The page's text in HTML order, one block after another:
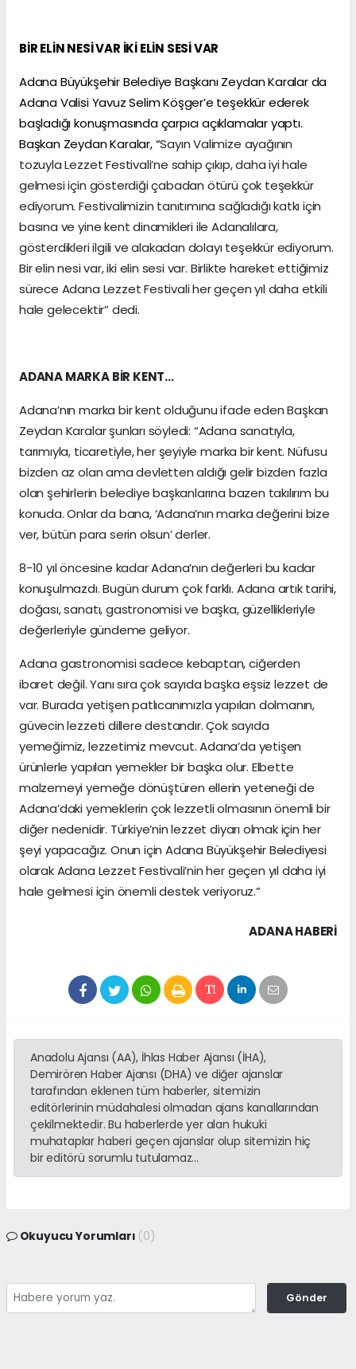
BİR ELİN NESİ VAR İKİ ELİN SESİ VAR
Adana Büyükşehir Belediye Başkanı Zeydan Karalar da
Adana Valisi Yavuz Selim Köşger’e teşekkür ederek
başladığı konuşmasında çarpıcı açıklamalar yaptı.
Başkan Zeydan Karalar, “Sayın Valimize ayağının
tozuyla Lezzet Festivali’ne sahip çıkıp, daha iyi hale
gelmesi için gösterdiği çabadan ötürü çok teşekkür
ediyorum. Festivalimizin tanıtımına sağladığı katkı için
basına ve yine kent dinamikleri ile Adanalılara,
gösterdikleri ilgili ve alakadan dolayı teşekkür ediyorum.
Bir elin nesi var, iki elin sesi var. Birlikte hareket ettiğimiz
sürece Adana Lezzet Festivali her geçen yıl daha etkili
hale gelecektir” dedi.
ADANA MARKA BİR KENT…
Adana’nın marka bir kent olduğunu ifade eden Başkan
Zeydan Karalar şunları söyledi: “Adana sanatıyla,
tarımıyla, ticaretiyle, her şeyiyle marka bir kent. Nüfusu
bizden az olan ama devletten aldığı gelir bizden fazla
olan şehirlerin belediye başkanlarına bazen takılırım bu
konuda. Onlar da bana, ‘Adana’nın marka değerini bize
ver, bütün para serin olsun’ derler.
8-10 yıl öncesine kadar Adana’nın değerleri bu kadar
konuşulmazdı. Bugün durum çok farklı. Adana artık tarihi,
doğası, sanatı, gastronomisi ve başka, güzellikleriyle
değerleriyle gündeme geliyor.
Adana gastronomisi sadece kebaptan, ciğerden
ibaret değil. Yanı sıra çok sayıda başka eşsiz lezzet de
var. Burada yetişen patlıcanımızla yapılan dolmanın,
güvecin lezzeti dillere destandır. Çok sayıda
yemeğimiz, lezzetimiz mevcut. Adana’da yetişen
ürünlerle yapılan yemekler bir başka olur. Elbette
malzemeyi yemeğe dönüştüren ellerin yeteneği de
Adana’daki yemeklerin çok lezzetli olmasının önemli bir
diğer nedenidir. Türkiye’nin lezzet diyarı olmak için her
şeyi yapacağız. Onun için Adana Büyükşehir Belediyesi
olarak Adana Lezzet Festivali’nin her geçen yıl daha iyi
hale gelmesi için önemli destek veriyoruz.”
ADANA HABERİ
Anadolu Ajansı (AA), İhlas Haber Ajansı (İHA),
Demirören Haber Ajansı (DHA) ve diğer ajanslar
tarafından eklenen tüm haberler, sitemizin
editörlerinin müdahalesi olmadan ajans kanallarından
çekilmektedir. Bu haberlerde yer alan hukuki
muhataplar haberi geçen ajanslar olup sitemizin hiç
bir editörü sorumlu tutulamaz...
Okuyucu Yorumları (0)
Gönder